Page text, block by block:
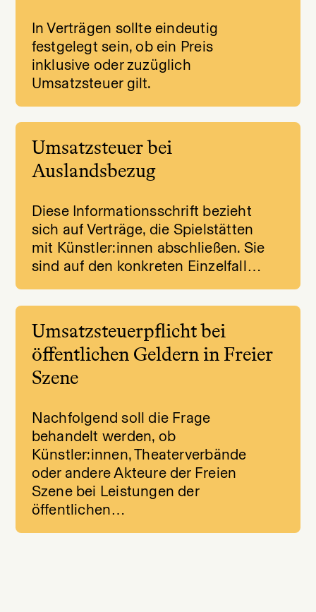
In Verträgen sollte eindeutig
festgelegt sein, ob ein Preis
inklusive oder zuzüglich
Umsatzsteuer gilt.
Umsatzsteuer bei
Auslandsbezug
Diese Informationsschrift bezieht
sich auf Verträge, die Spielstätten
mit Künstler:innen abschließen. Sie
sind auf den konkreten Einzelfall…
Umsatzsteuerpflicht bei
öffentlichen Geldern in Freier
Szene
Nachfolgend soll die Frage
behandelt werden, ob
Künstler:innen, Theaterverbände
oder andere Akteure der Freien
Szene bei Leistungen der
öffentlichen…